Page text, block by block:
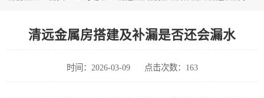
清远金属房搭建及补漏是否还会漏水
时间：2026-03-09 点击次数：163